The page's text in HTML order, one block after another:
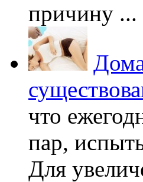
причину ...
что
пар,
Для